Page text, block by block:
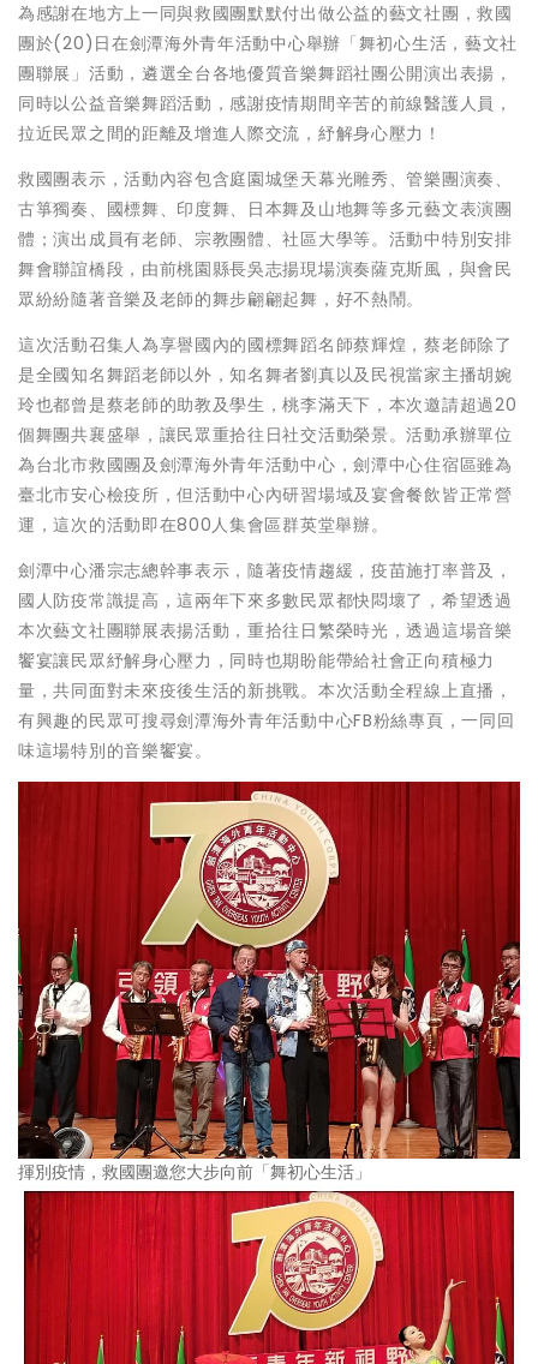
為感謝在地方上一同與救國團默默付出做公益的藝文社團，救國
團於(20)日在劍潭海外青年活動中心舉辦「舞初心生活，藝文社
團聯展」活動，遴選全台各地優質音樂舞蹈社團公開演出表揚，
同時以公益音樂舞蹈活動，感謝疫情期間辛苦的前線醫護人員，
拉近民眾之間的距離及增進人際交流，紓解身心壓力！
救國團表示，活動內容包含庭園城堡天幕光雕秀、管樂團演奏、
古箏獨奏、國標舞、印度舞、日本舞及山地舞等多元藝文表演團
體；演出成員有老師、宗教團體、社區大學等。活動中特別安排
舞會聯誼橋段，由前桃園縣長吳志揚現場演奏薩克斯風，與會民
眾紛紛隨著音樂及老師的舞步翩翩起舞，好不熱鬧。
這次活動召集人為享譽國內的國標舞蹈名師蔡輝煌，蔡老師除了
是全國知名舞蹈老師以外，知名舞者劉真以及民視當家主播胡婉
玲也都曾是蔡老師的助教及學生，桃李滿天下，本次邀請超過20
個舞團共襄盛舉，讓民眾重拾往日社交活動榮景。活動承辦單位
為台北市救國團及劍潭海外青年活動中心，劍潭中心住宿區雖為
臺北市安心檢疫所，但活動中心內研習場域及宴會餐飲皆正常營
運，這次的活動即在800人集會區群英堂舉辦。
劍潭中心潘宗志總幹事表示，隨著疫情趨緩，疫苗施打率普及，
國人防疫常識提高，這兩年下來多數民眾都快悶壞了，希望透過
本次藝文社團聯展表揚活動，重拾往日繁榮時光，透過這場音樂
饗宴讓民眾紓解身心壓力，同時也期盼能帶給社會正向積極力
量，共同面對未來疫後生活的新挑戰。本次活動全程線上直播，
有興趣的民眾可搜尋劍潭海外青年活動中心FB粉絲專頁，一同回
味這場特別的音樂饗宴。
揮別疫情，救國團邀您大步向前「舞初心生活」